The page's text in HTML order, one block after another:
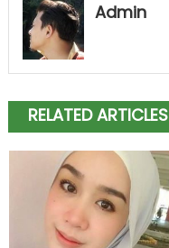
Admin
RELATED ARTICLES